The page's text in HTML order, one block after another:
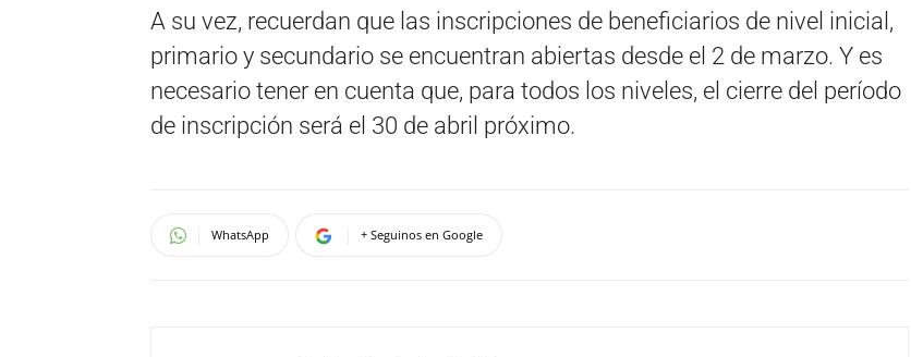
A su vez, recuerdan que las inscripciones de beneficiarios de nivel inicial,
primario y secundario se encuentran abiertas desde el 2 de marzo. Y es
necesario tener en cuenta que, para todos los niveles, el cierre del período
de inscripción será el 30 de abril próximo.
WhatsApp + Seguinos en Google